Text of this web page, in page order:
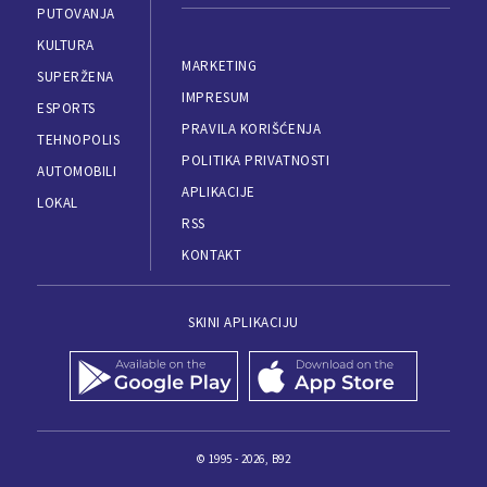
PUTOVANJA
KULTURA
SUPERŽENA
ESPORTS
TEHNOPOLIS
AUTOMOBILI
LOKAL
MARKETING
IMPRESUM
PRAVILA KORIŠĆENJA
POLITIKA PRIVATNOSTI
APLIKACIJE
RSS
KONTAKT
SKINI APLIKACIJU
© 1995 - 2026, B92